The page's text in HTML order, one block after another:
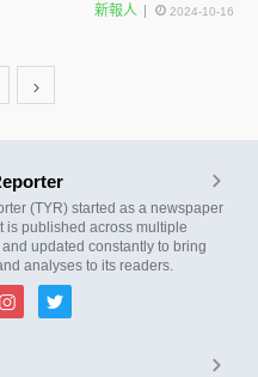
新報人 2024-10-16
(TYR) started as a newspaper
is published across multiple
updated constantly to bring
analyses to its readers.